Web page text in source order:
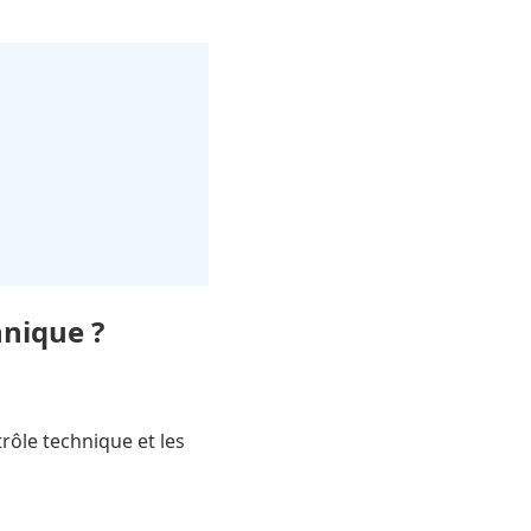
?
technique et les